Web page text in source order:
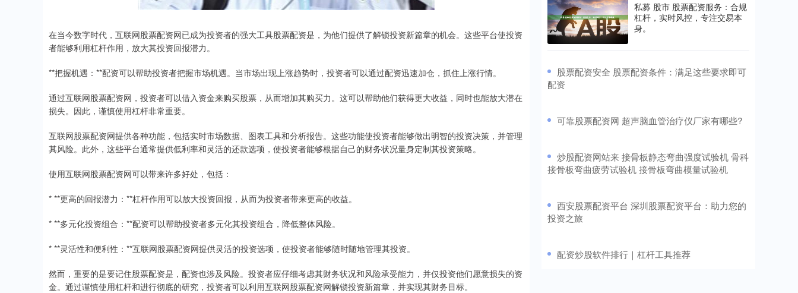
在当今数字时代，互联网股票配资网已成为投资者的强大工具股票配资是，为他们提供了解锁投资新篇章的机会。这些平台使投资
者能够利用杠杆作用，放大其投资回报潜力。
**把握机遇：**配资可以帮助投资者把握市场机遇。当市场出现上涨趋势时，投资者可以通过配资迅速加仓，抓住上涨行情。
通过互联网股票配资网，投资者可以借入资金来购买股票，从而增加其购买力。这可以帮助他们获得更大收益，同时也能放大潜在
损失。因此，谨慎使用杠杆非常重要。
互联网股票配资网提供各种功能，包括实时市场数据、图表工具和分析报告。这些功能使投资者能够做出明智的投资决策，并管理
其风险。此外，这些平台通常提供低利率和灵活的还款选项，使投资者能够根据自己的财务状况量身定制其投资策略。
使用互联网股票配资网可以带来许多好处，包括：
* **更高的回报潜力：**杠杆作用可以放大投资回报，从而为投资者带来更高的收益。
* **多元化投资组合：**配资可以帮助投资者多元化其投资组合，降低整体风险。
* **灵活性和便利性：**互联网股票配资网提供灵活的投资选项，使投资者能够随时随地管理其投资。
然而，重要的是要记住股票配资是，配资也涉及风险。投资者应仔细考虑其财务状况和风险承受能力，并仅投资他们愿意损失的资
金。通过谨慎使用杠杆和进行彻底的研究，投资者可以利用互联网股票配资网解锁投资新篇章，并实现其财务目标。
私募 股市 股票配资服务：合规
杠杆，实时风控，专注交易本
身。
​股票配资安全 股票配资条件：满足这些要求即可
配资
​可靠股票配资网 超声脑血管治疗仪厂家有哪些?
​炒股配资网站来 接骨板静态弯曲强度试验机 骨科
接骨板弯曲疲劳试验机 接骨板弯曲模量试验机
​西安股票配资平台 深圳股票配资平台：助力您的
投资之旅
​配资炒股软件排行｜杠杆工具推荐